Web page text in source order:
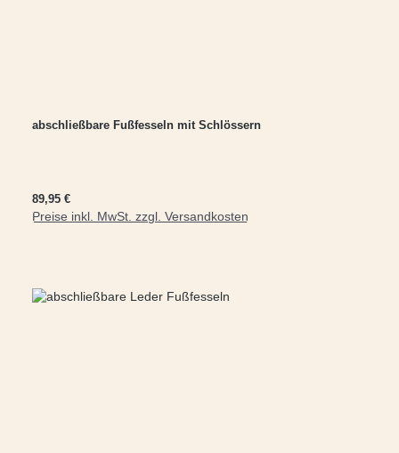
abschließbare Fußfesseln mit Schlössern
Regulärer Preis:
89,95 €
Preise inkl. MwSt. zzgl. Versandkosten
In den Warenkorb